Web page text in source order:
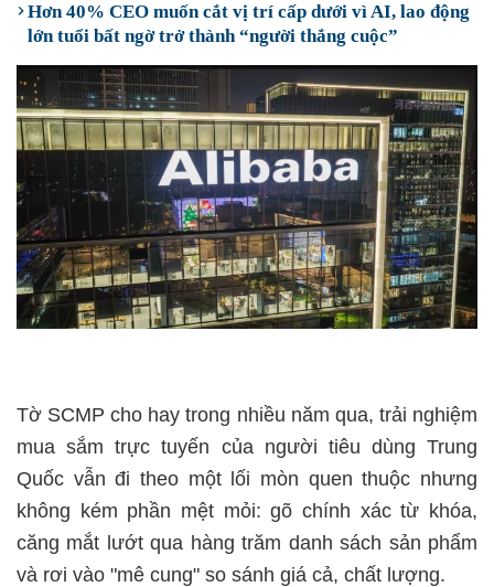
Hơn 40% CEO muốn cắt vị trí cấp dưới vì AI, lao động
lớn tuổi bất ngờ trở thành “người thắng cuộc”
Tờ SCMP cho hay trong nhiều năm qua, trải nghiệm
mua sắm trực tuyến của người tiêu dùng Trung
Quốc vẫn đi theo một lối mòn quen thuộc nhưng
không kém phần mệt mỏi: gõ chính xác từ khóa,
căng mắt lướt qua hàng trăm danh sách sản phẩm
và rơi vào "mê cung" so sánh giá cả, chất lượng.